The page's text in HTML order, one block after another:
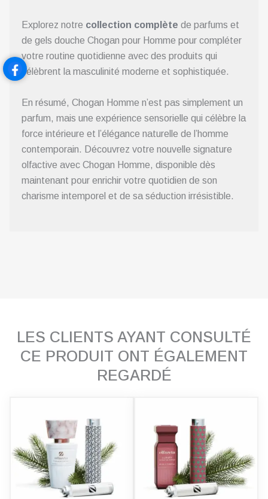
Explorez notre collection complète de parfums et
de gels douche Chogan pour Homme pour compléter
votre routine quotidienne avec des produits qui
célèbrent la masculinité moderne et sophistiquée.
En résumé, Chogan Homme n’est pas simplement un
parfum, mais une expérience sensorielle qui célèbre la
force intérieure et l’élégance naturelle de l’homme
contemporain. Découvrez votre nouvelle signature
olfactive avec Chogan Homme, disponible dès
maintenant pour enrichir votre quotidien de son
charisme intemporel et de sa séduction irrésistible.
LES CLIENTS AYANT CONSULTÉ
CE PRODUIT ONT ÉGALEMENT
REGARDÉ